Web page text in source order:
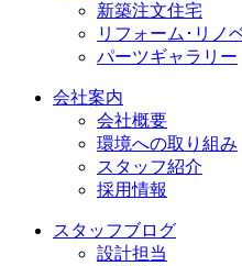
新築注文住宅
リフォーム･リノ
パーツギャラリー
会社案内
会社概要
環境への取り組み
スタッフ紹介
採用情報
スタッフブログ
設計担当